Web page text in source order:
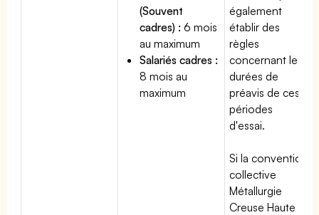
(Souvent
cadres) : 6 mois
au maximum
Salariés cadres :
8 mois au
maximum
également
établir des
règles
concernant les
durées de
préavis de ces
périodes
d'essai.
Si la convention
collective
Métallurgie
Creuse Haute